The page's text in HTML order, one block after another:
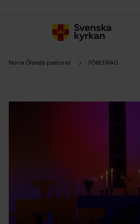
Norra Ölands pastorat FÖREDRAG